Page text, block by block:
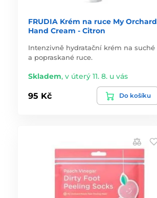
FRUDIA Krém na ruce My Orchard
Hand Cream - Citron
Intenzivně hydratační krém na suché
a popraskané ruce.
Skladem, v úterý 11. 8. u vás
95 Kč Do košíku